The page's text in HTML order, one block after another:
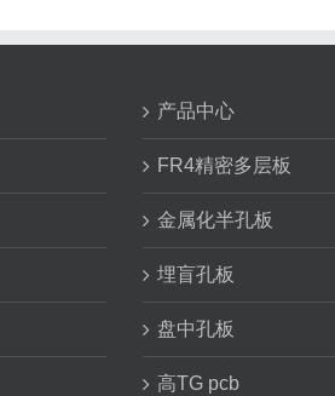
产品中心
FR4精密多层板
金属化半孔板
埋盲孔板
盘中孔板
高TG pcb